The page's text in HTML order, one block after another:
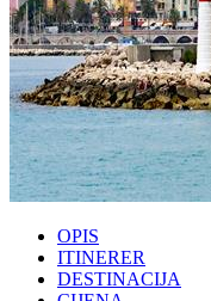
OPIS
ITINERER
DESTINACIJA